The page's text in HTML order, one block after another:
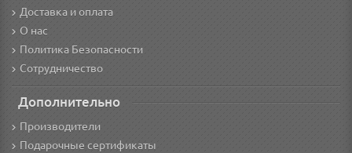
Доставка и оплата
О нас
Политика Безопасности
Сотрудничество
Дополнительно
Производители
Подарочные сертификаты